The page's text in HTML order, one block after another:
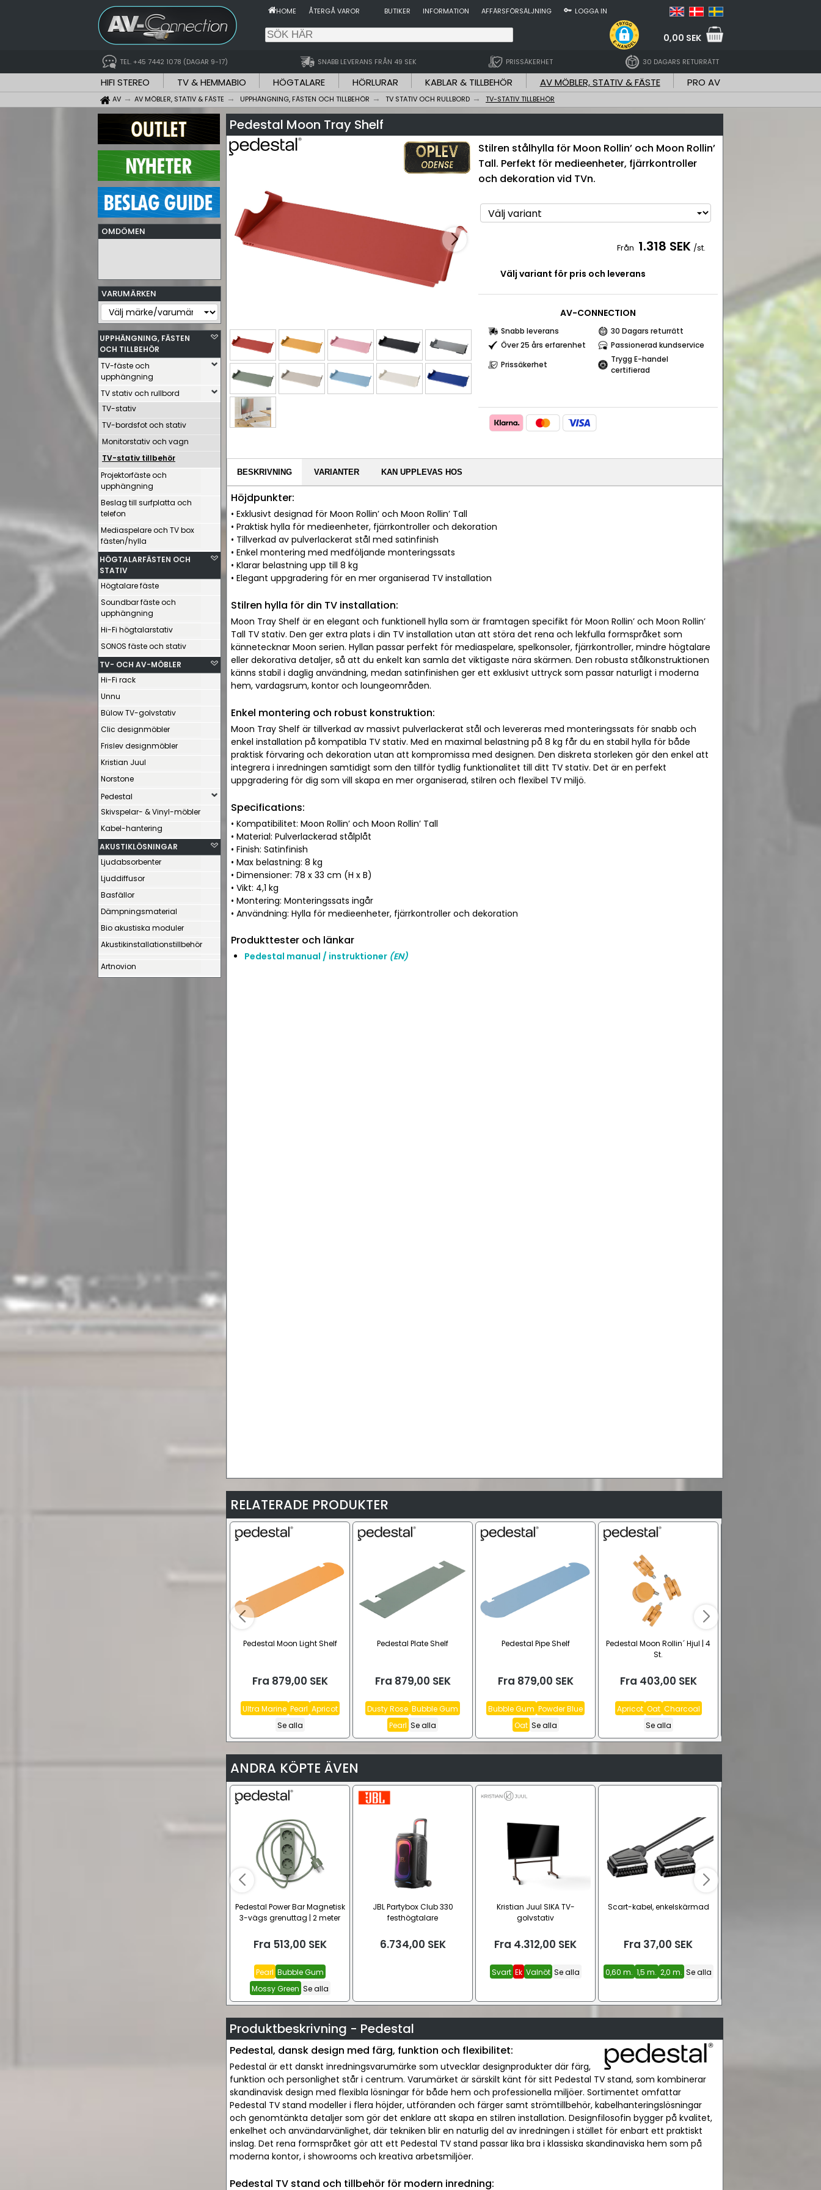
HOME ÅTERGÅ VAROR BUTIKER INFORMATION AFFÄRSFÖRSÄLJNING LOGGA IN
0,00 SEK
TEL. +45 7442 1078 (DAGAR 9-17) SNABB LEVERANS FRÅN 49 SEK PRISSÄKERHET 30 DAGARS RETURRÄTT
HIFI STEREO TV & HEMMABIO HÖGTALARE HÖRLURAR KABLAR & TILLBEHÖR AV MÖBLER, STATIV & FÄSTE PRO AV
AV AV MÖBLER, STATIV & FÄSTE UPPHÄNGNING, FÄSTEN OCH TILLBEHÖR TV STATIV OCH RULLBORD TV-STATIV TILLBEHÖR
OMDÖMEN
VARUMÄRKEN
UPPHÄNGNING, FÄSTEN
OCH TILLBEHÖR
TV-fäste och
upphängning
TV stativ och rullbord
TV-stativ
TV-bordsfot och stativ
Monitorstativ och vagn
TV-stativ tillbehör
Projektorfäste och
upphängning
Beslag till surfplatta och
telefon
Mediaspelare och TV box
fästen/hylla
HÖGTALARFÄSTEN OCH
STATIV
Högtalare fäste
Soundbar fäste och
upphängning
Hi-Fi högtalarstativ
SONOS fäste och stativ
TV- OCH AV-MÖBLER
Hi-Fi rack
Unnu
Bülow TV-golvstativ
Clic designmöbler
Frislev designmöbler
Kristian Juul
Norstone
Pedestal
Skivspelar- & Vinyl-möbler
Kabel-hantering
AKUSTIKLÖSNINGAR
Ljudabsorbenter
Ljuddiffusor
Basfällor
Dämpningsmaterial
Bio akustiska moduler
Akustikinstallationstillbehör
Artnovion
Pedestal Moon Tray Shelf
Stilren stålhylla för Moon Rollin’ och Moon Rollin’
Tall. Perfekt för medieenheter, fjärrkontroller
och dekoration vid TVn.
Från 1.318 SEK /st.
Välj variant för pris och leverans
AV-CONNECTION
Snabb leverans
30 Dagars returrätt
Över 25 års erfarenhet
Passionerad kundservice
Prissäkerhet
Trygg E-handel
certifierad
BESKRIVNING VARIANTER KAN UPPLEVAS HOS
Höjdpunkter:
• Exklusivt designad för Moon Rollin’ och Moon Rollin’ Tall
• Praktisk hylla för medieenheter, fjärrkontroller och dekoration
• Tillverkad av pulverlackerat stål med satinfinish
• Enkel montering med medföljande monteringssats
• Klarar belastning upp till 8 kg
• Elegant uppgradering för en mer organiserad TV installation
Stilren hylla för din TV installation:
Moon Tray Shelf är en elegant och funktionell hylla som är framtagen specifikt för Moon Rollin’ och Moon Rollin’
Tall TV stativ. Den ger extra plats i din TV installation utan att störa det rena och lekfulla formspråket som
kännetecknar Moon serien. Hyllan passar perfekt för mediaspelare, spelkonsoler, fjärrkontroller, mindre högtalare
eller dekorativa detaljer, så att du enkelt kan samla det viktigaste nära skärmen. Den robusta stålkonstruktionen
känns stabil i daglig användning, medan satinfinishen ger ett exklusivt uttryck som passar naturligt i moderna
hem, vardagsrum, kontor och loungeområden.
Enkel montering och robust konstruktion:
Moon Tray Shelf är tillverkad av massivt pulverlackerat stål och levereras med monteringssats för snabb och
enkel installation på kompatibla TV stativ. Med en maximal belastning på 8 kg får du en stabil hylla för både
praktisk förvaring och dekoration utan att kompromissa med designen. Den diskreta storleken gör den enkel att
integrera i inredningen samtidigt som den tillför tydlig funktionalitet till ditt TV stativ. Det är en perfekt
uppgradering för dig som vill skapa en mer organiserad, stilren och flexibel TV miljö.
Specifications:
• Kompatibilitet: Moon Rollin’ och Moon Rollin’ Tall
• Material: Pulverlackerad stålplåt
• Finish: Satinfinish
• Max belastning: 8 kg
• Dimensioner: 78 x 33 cm (H x B)
• Vikt: 4,1 kg
• Montering: Monteringssats ingår
• Användning: Hylla för medieenheter, fjärrkontroller och dekoration
Produkttester och länkar
Pedestal manual / instruktioner (EN)
RELATERADE PRODUKTER
Pedestal Moon Light Shelf
Fra 879,00 SEK
Ultra Marine Pearl Apricot
Se alla
Pedestal Plate Shelf
Fra 879,00 SEK
Dusty Rose Bubble Gum
Pearl Se alla
Pedestal Pipe Shelf
Fra 879,00 SEK
Bubble Gum Powder Blue
Oat Se alla
Pedestal Moon Rollin´ Hjul | 4
St.
Fra 403,00 SEK
Apricot Oat Charcoal
Se alla
ANDRA KÖPTE ÄVEN
Pedestal Power Bar Magnetisk
3-vägs grenuttag | 2 meter
Fra 513,00 SEK
Pearl Bubble Gum
Mossy Green Se alla
JBL Partybox Club 330
festhögtalare
6.734,00 SEK
Kristian Juul SIKA TV-
golvstativ
Fra 4.312,00 SEK
Svart Ek Valnöt Se alla
Scart-kabel, enkelskärmad
Fra 37,00 SEK
0,60 m. 1,5 m. 2,0 m. Se alla
Produktbeskrivning - Pedestal
Pedestal, dansk design med färg, funktion och flexibilitet:
Pedestal är ett danskt inredningsvarumärke som utvecklar designprodukter där färg,
funktion och personlighet står i centrum. Varumärket är särskilt känt för sitt Pedestal TV stand, som kombinerar
skandinavisk design med flexibla lösningar för både hem och professionella miljöer. Sortimentet omfattar
Pedestal TV stand modeller i flera höjder, utföranden och färger samt strömtillbehör, kabelhanteringslösningar
och genomtänkta detaljer som gör det enklare att skapa en stilren installation. Designfilosofin bygger på kvalitet,
enkelhet och användarvänlighet, där tekniken blir en naturlig del av inredningen i stället för enbart ett praktiskt
inslag. Det rena formspråket gör att ett Pedestal TV stand passar lika bra i klassiska skandinaviska hem som på
moderna kontor, i showrooms och kreativa arbetsmiljöer.
Pedestal TV stand och tillbehör för modern inredning: